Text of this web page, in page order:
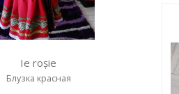
Ie roșie
Блузка красная